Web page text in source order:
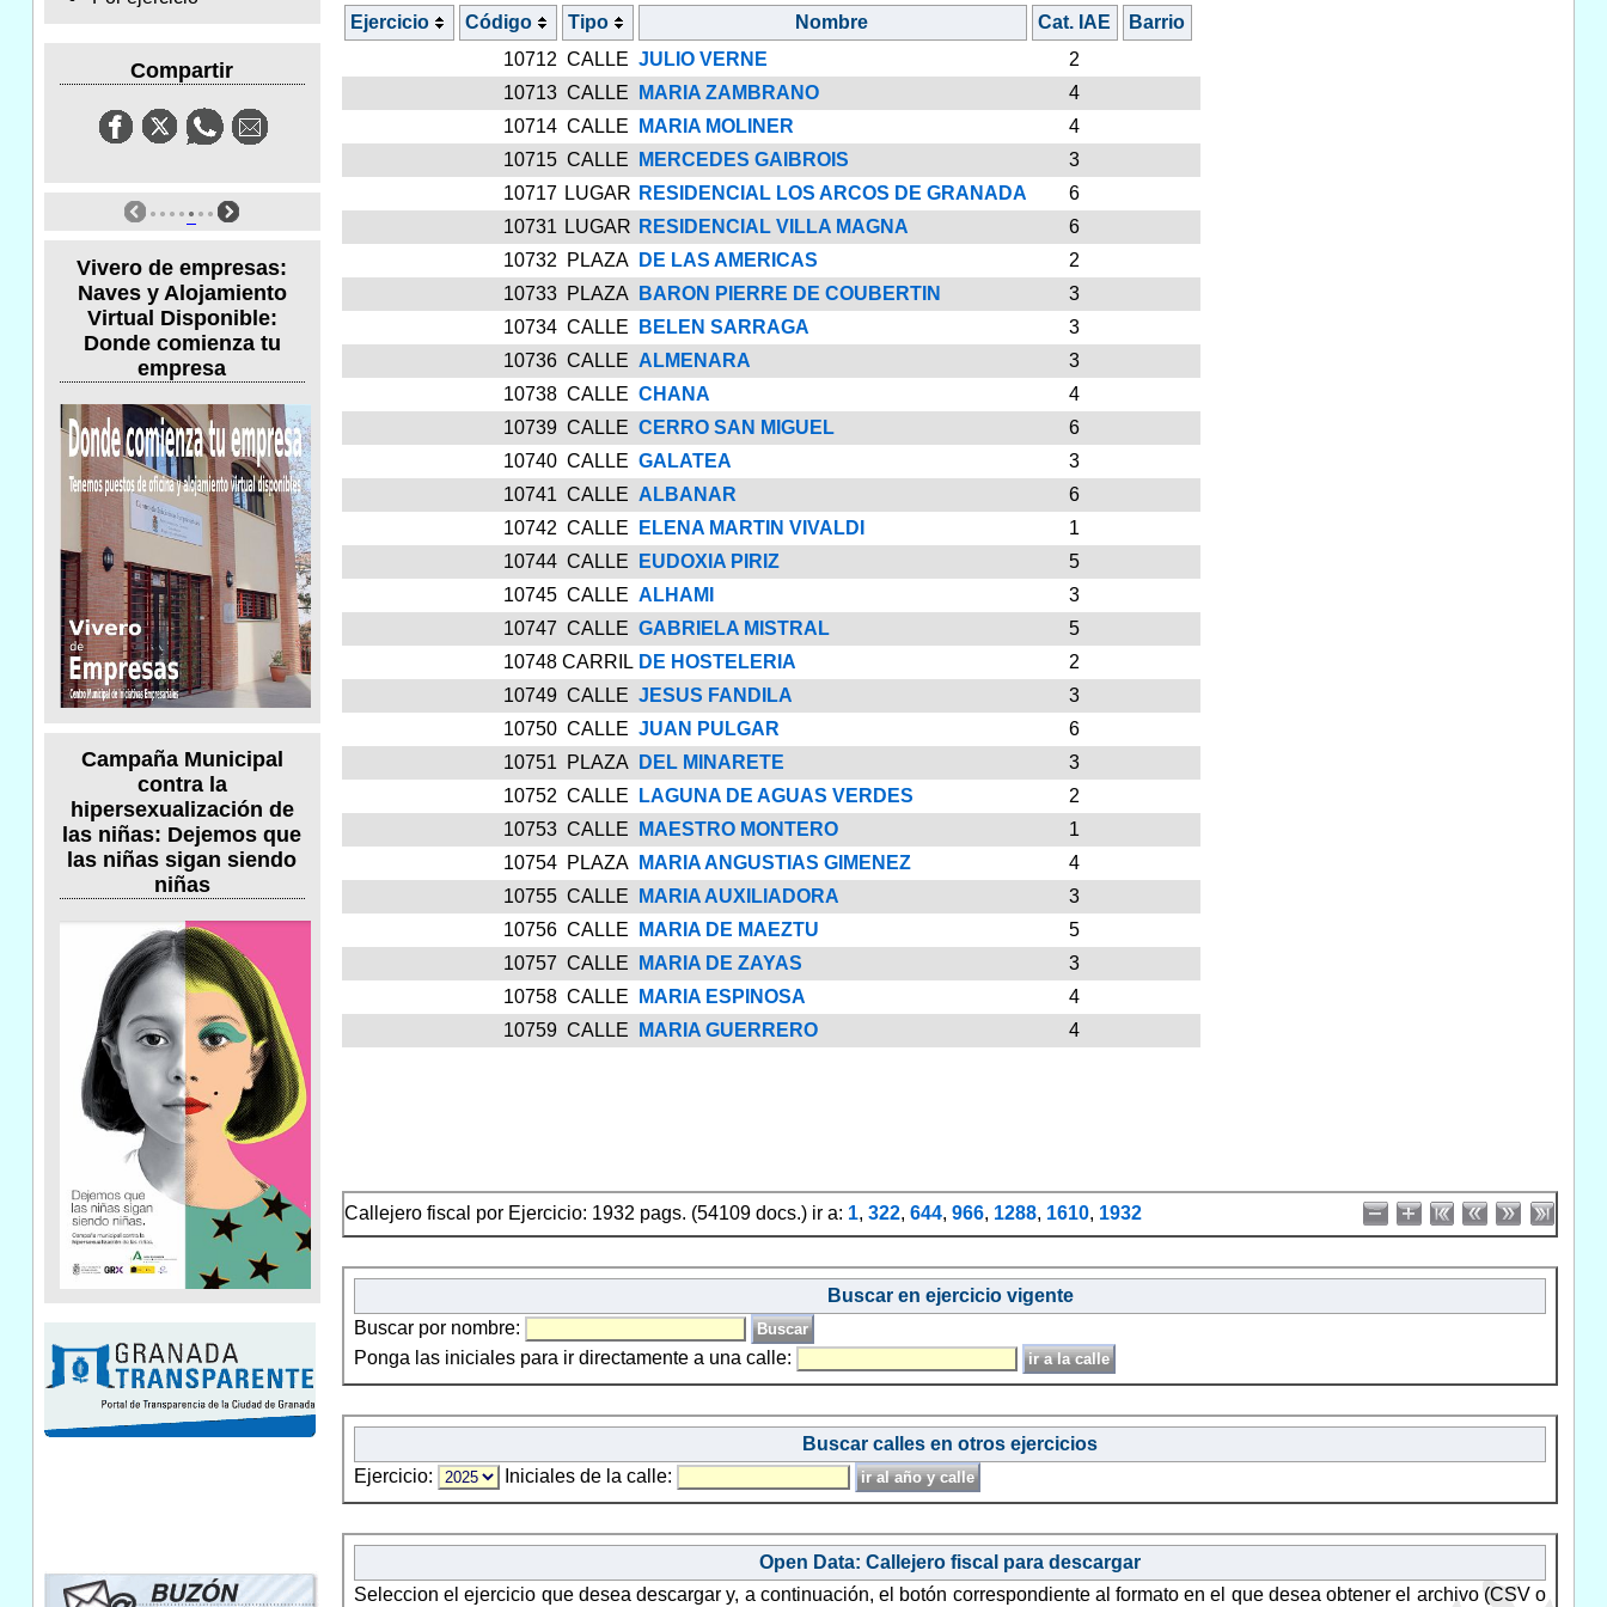
Compartir
Vivero de empresas:
Naves y Alojamiento
Virtual Disponible:
Donde comienza tu
empresa
Campaña Municipal
contra la
hipersexualización de
las niñas: Dejemos que
las niñas sigan siendo
niñas
Ejercicio Código Tipo Nombre Cat. IAE
Barrio
10712 CALLE JULIO VERNE
2
10713 CALLE MARIA ZAMBRANO
4
10714 CALLE MARIA MOLINER
4
10715 CALLE MERCEDES GAIBROIS
3
10717 LUGAR RESIDENCIAL LOS ARCOS DE GRANADA
6
10731 LUGAR RESIDENCIAL VILLA MAGNA
6
10732
PLAZA DE LAS AMERICAS
2
10733 PLAZA BARON PIERRE DE COUBERTIN
3
10734 CALLE BELEN SARRAGA
3
10736 CALLE ALMENARA
3
10738 CALLE CHANA
4
10739 CALLE CERRO SAN MIGUEL
6
10740 CALLE GALATEA
3
10741 CALLE ALBANAR
6
10742 CALLE ELENA MARTIN VIVALDI
1
10744 CALLE EUDOXIA PIRIZ
5
10745 CALLE ALHAMI
3
10747 CALLE GABRIELA MISTRAL
5
10748 CARRIL DE HOSTELERIA
2
10749 CALLE JESUS FANDILA
3
10750 CALLE JUAN PULGAR
6
10751
PLAZA DEL MINARETE
3
10752 CALLE LAGUNA DE AGUAS VERDES
2
10753 CALLE MAESTRO MONTERO
1
10754 PLAZA MARIA ANGUSTIAS GIMENEZ
4
10755 CALLE MARIA AUXILIADORA
3
10756 CALLE MARIA DE MAEZTU
5
10757 CALLE MARIA DE ZAYAS
3
10758 CALLE MARIA ESPINOSA
4
10759 CALLE MARIA GUERRERO 4
Callejero fiscal por Ejercicio: 1932 pags. (54109 docs.) ir a: 1, 322, 644, 966, 1288, 1610, 1932
Buscar en ejercicio vigente
Buscar por nombre:
Ponga las iniciales para ir directamente a una calle:
Buscar calles en otros ejercicios
Ejercicio:
Iniciales de la calle:
Open Data: Callejero fiscal para descargar
Seleccion el ejercicio que desea descargar y, a continuación, el botón correspondiente al formato en el que desea obtener el archivo (CSV o